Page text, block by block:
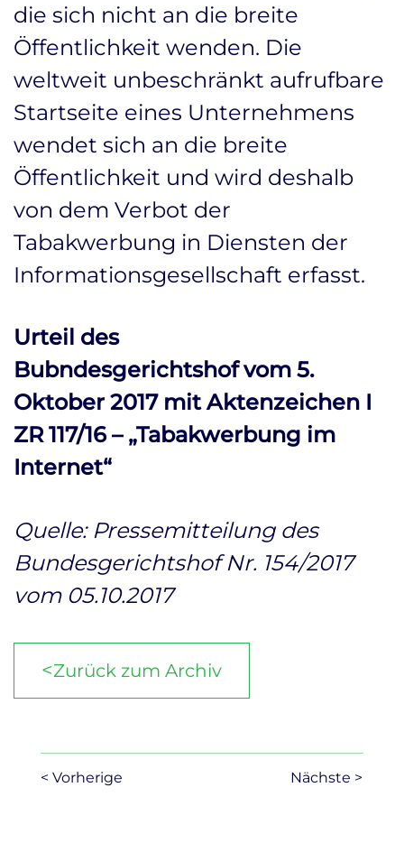
die sich nicht an die breite
Öffentlichkeit wenden. Die
weltweit unbeschränkt aufrufbare
Startseite eines Unternehmens
wendet sich an die breite
Öffentlichkeit und wird deshalb
von dem Verbot der
Tabakwerbung in Diensten der
Informationsgesellschaft erfasst.
Urteil des
Bubndesgerichtshof vom 5.
Oktober 2017 mit Aktenzeichen I
ZR 117/16 – „Tabakwerbung im
Internet“
Quelle: Pressemitteilung des
Bundesgerichtshof Nr. 154/2017
vom 05.10.2017
<Zurück zum Archiv
< Vorherige Nächste >